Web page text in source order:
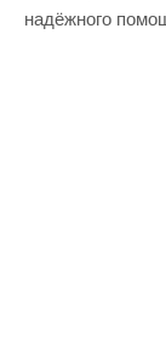
надёжного